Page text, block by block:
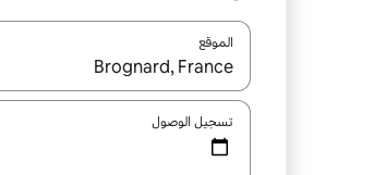
الموقع
عند توفر النتائج، انتقل باستخدام
تسجيل الوصول